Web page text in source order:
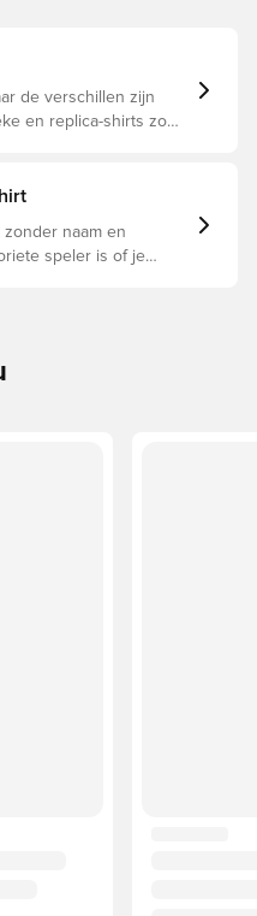
de verschillen zijn
en replica-shirts zo
naam en
speler is of je